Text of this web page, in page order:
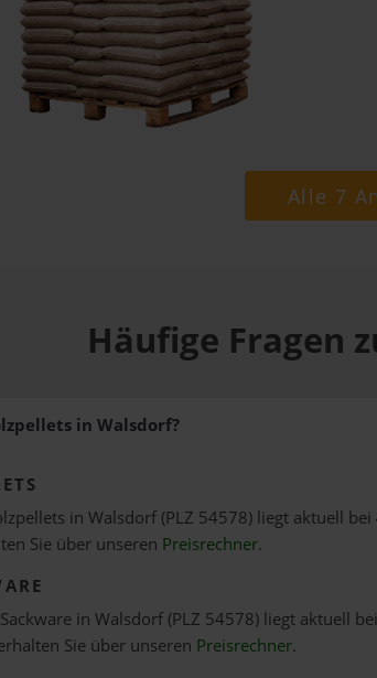
Alle 7
Häufige Fragen
in Walsdorf?
in Walsdorf (PLZ 54578) liegt aktuell bei
Sie über unseren Preisrechner.
in Walsdorf (PLZ 54578) liegt aktuell bei
Sie über unseren Preisrechner.